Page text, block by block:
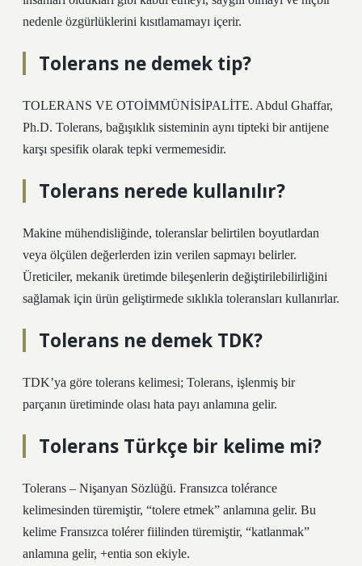
nedenle özgürlüklerini kısıtlamamayı içerir.
Tolerans ne demek tip?
TOLERANS VE OTOİMMÜNİSİPALİTE. Abdul Ghaffar,
Ph.D. Tolerans, bağışıklık sisteminin aynı tipteki bir antijene
karşı spesifik olarak tepki vermemesidir.
Tolerans nerede kullanılır?
Makine mühendisliğinde, toleranslar belirtilen boyutlardan
veya ölçülen değerlerden izin verilen sapmayı belirler.
Üreticiler, mekanik üretimde bileşenlerin değiştirilebilirliğini
sağlamak için ürün geliştirmede sıklıkla toleransları kullanırlar.
Tolerans ne demek TDK?
TDK’ya göre tolerans kelimesi; Tolerans, işlenmiş bir
parçanın üretiminde olası hata payı anlamına gelir.
Tolerans Türkçe bir kelime mi?
Tolerans – Nişanyan Sözlüğü. Fransızca tolérance
kelimesinden türemiştir, “tolere etmek” anlamına gelir. Bu
kelime Fransızca tolérer fiilinden türemiştir, “katlanmak”
anlamına gelir, +entia son ekiyle.